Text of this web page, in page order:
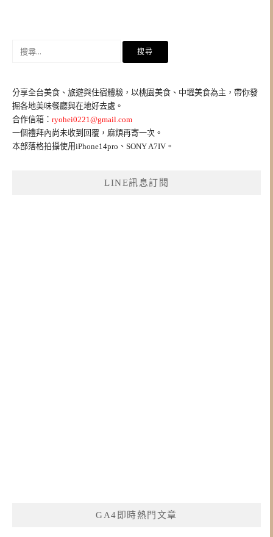
字:
分享全台美食、旅遊與住宿體驗，以桃園美食、中壢美食為主，帶你發
掘各地美味餐廳與在地好去處。
合作信箱： ryohei0221@gmail.com
一個禮拜內尚未收到回覆，麻煩再寄一次。
本部落格拍攝使用iPhone14pro、SONY A7IV。
LINE訊息訂閱
GA4即時熱門文章